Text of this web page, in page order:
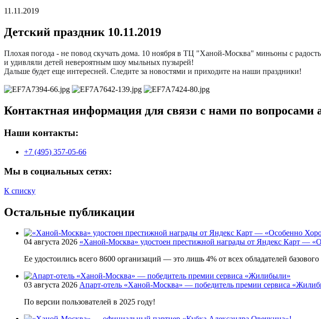
11.11.2019
Детский праздник 10.11.2019
Плохая погода - не повод скучать дома. 10 ноября в ТЦ "Ханой-Москва" миньоны с
и удивляли детей невероятным шоу мыльных пузырей!
Дальше будет еще интересней. Следите за новостями и приходите на наши праздники!
Контактная информация для связи с нами по вопросами
Наши контакты:
+7 (495) 357-05-66
Мы в социальных сетях:
К списку
Остальные публикации
04 августа 2026 «Ханой-Москва» удостоен престижной награды от Яндекс Карт —
Ее удостоились всего 8600 организаций — это лишь 4% от всех обладателей
03 августа 2026 Апарт-отель «Ханой-Москва» — победитель премии сервиса
По версии пользователей в 2025 году!